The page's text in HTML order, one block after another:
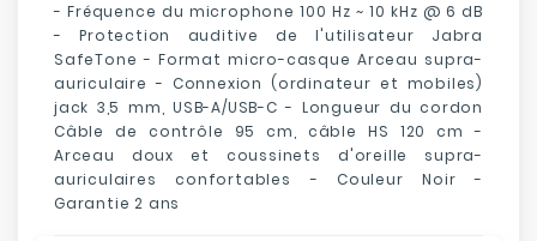
- Fréquence du microphone 100 Hz ~ 10 kHz @ 6 dB
- Protection auditive de l'utilisateur Jabra
SafeTone - Format micro-casque Arceau supra-
auriculaire - Connexion (ordinateur et mobiles)
jack 3,5 mm, USB-A/USB-C - Longueur du cordon
Câble de contrôle 95 cm, câble HS 120 cm -
Arceau doux et coussinets d'oreille supra-
auriculaires confortables - Couleur Noir -
Garantie 2 ans